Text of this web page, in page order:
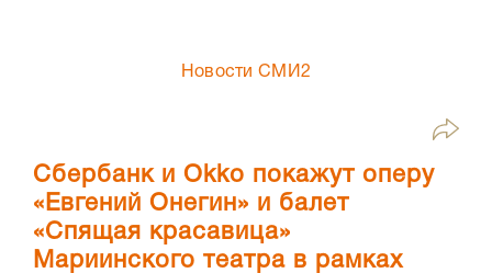
Новости СМИ2
Сбербанк и Okko покажут оперу
«Евгений Онегин» и балет
«Спящая красавица»
Мариинского театра в рамках